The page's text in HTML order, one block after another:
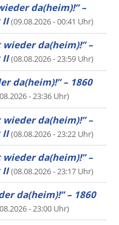
da(heim)!” –
II (09.08.2026 - 00:41 Uhr)
wieder da(heim)!” –
II (08.08.2026 - 23:59 Uhr)
da(heim)!” – 1860
- 23:36 Uhr)
wieder da(heim)!” –
II (08.08.2026 - 23:22 Uhr)
wieder da(heim)!” –
II (08.08.2026 - 23:17 Uhr)
da(heim)!” – 1860
- 23:00 Uhr)